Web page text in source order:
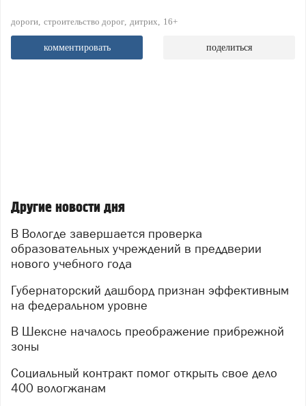
дороги строительство дорог дитрих 16+
комментировать поделиться
Другие новости дня
В Вологде завершается проверка
образовательных учреждений в преддверии
нового учебного года
Губернаторский дашборд признан эффективным
на федеральном уровне
В Шексне началось преображение прибрежной
зоны
Социальный контракт помог открыть свое дело
400 вологжанам